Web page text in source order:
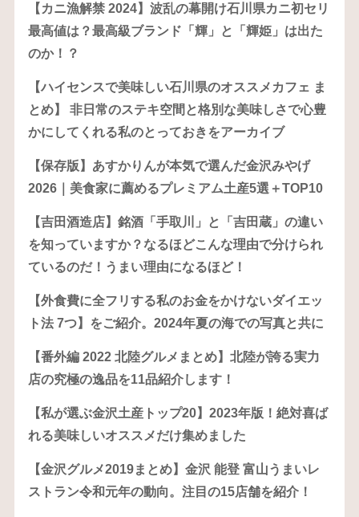
【カニ漁解禁 2024】波乱の幕開け石川県カニ初セリ
最高値は？最高級ブランド「輝」と「輝姫」は出た
のか！？
【ハイセンスで美味しい石川県のオススメカフェ ま
とめ】 非日常のステキ空間と格別な美味しさで心豊
かにしてくれる私のとっておきをアーカイブ
【保存版】あすかりんが本気で選んだ金沢みやげ
2026｜美食家に薦めるプレミアム土産5選＋TOP10
【吉田酒造店】銘酒「手取川」と「吉田蔵」の違い
を知っていますか？なるほどこんな理由で分けられ
ているのだ！うまい理由になるほど！
【外食費に全フリする私のお金をかけないダイエッ
ト法 7つ】をご紹介。2024年夏の海での写真と共に
【番外編 2022 北陸グルメまとめ】北陸が誇る実力
店の究極の逸品を11品紹介します！
【私が選ぶ金沢土産トップ20】2023年版！絶対喜ば
れる美味しいオススメだけ集めました
【金沢グルメ2019まとめ】金沢 能登 富山うまいレ
ストラン令和元年の動向。注目の15店舗を紹介！